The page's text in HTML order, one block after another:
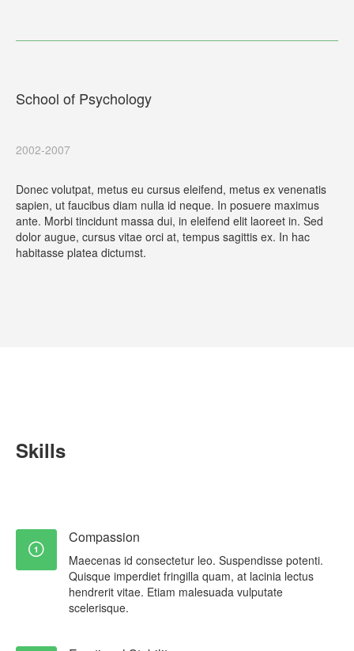
School of Psychology
2002-2007
Donec volutpat, metus eu cursus eleifend, metus ex venenatis
sapien, ut faucibus diam nulla id neque. In posuere maximus
ante. Morbi tincidunt massa dui, in eleifend elit laoreet in. Sed
dolor augue, cursus vitae orci at, tempus sagittis ex. In hac
habitasse platea dictumst.
Skills
Compassion
Maecenas id consectetur leo. Suspendisse potenti.
Quisque imperdiet fringilla quam, at lacinia lectus
hendrerit vitae. Etiam malesuada vulputate
scelerisque.